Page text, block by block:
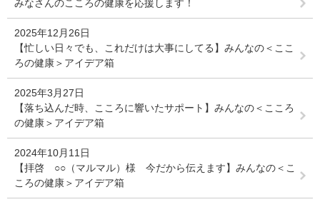
みなさんのこころの健康を応援します！
2025年12月26日
【忙しい日々でも、これだけは大事にしてる】みんなの＜ここ
ろの健康＞アイデア箱
2025年3月27日
【落ち込んだ時、こころに響いたサポート】みんなの＜こころ
の健康＞アイデア箱
2024年10月11日
【拝啓 ○○（マルマル）様 今だから伝えます】みんなの＜こ
ころの健康＞アイデア箱